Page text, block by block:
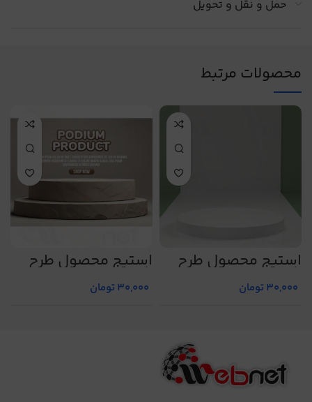
حمل و نقل و تحویل
محصولات مرتبط
استیج محصول طرح
شماره 1
30,000تومان
استیج محصول طرح
شماره 7
30,000تومان